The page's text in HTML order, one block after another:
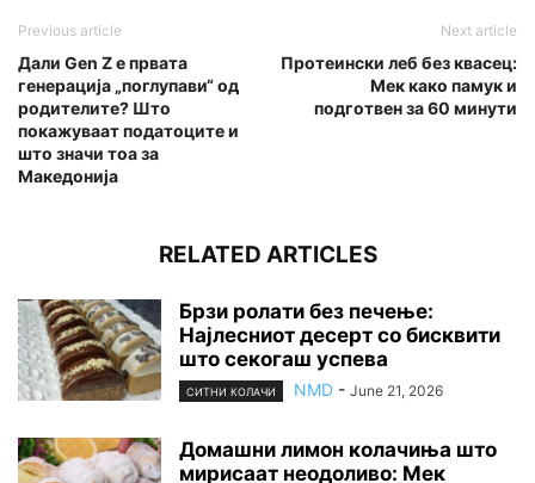
Previous article
Дали Gen Z е првата
генерација „поглупави“ од
родителите? Што
покажуваат податоците и
што значи тоа за
Македонија
Next article
Протеински леб без квасец:
Мек како памук и
подготвен за 60 минути
RELATED ARTICLES
Брзи ролати без печење:
Најлесниот десерт со бисквити
што секогаш успева
СИТНИ КОЛАЧИ NMD - June 21, 2026
Домашни лимон колачиња што
мирисаат неодоливо: Мек